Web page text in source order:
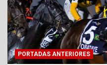
PORTADAS ANTERIORES